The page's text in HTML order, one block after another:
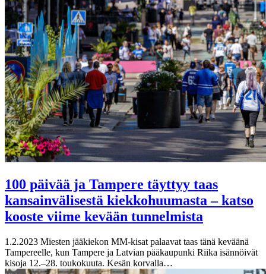
100 päivää ja Tampere täyttyy taas
kansainvälisestä kiekkohuumasta – katso
kooste viime kevään tunnelmista
1.2.2023 Miesten jääkiekon MM-kisat palaavat taas tänä keväänä
Tampereelle, kun Tampere ja Latvian pääkaupunki Riika isännöivät
kisoja 12.–28. toukokuuta. Kesän korvalla…